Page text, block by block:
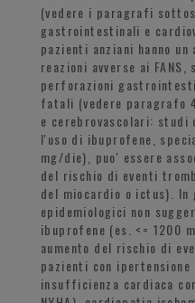
(vedere i paragrafi
gastrointestinali e
pazienti anziani hanno
reazioni avverse ai
perforazioni
fatali (vedere paragrafo
e cerebrovascolari: studi
l'uso di ibuprofene,
mg/die), puo' essere
del rischio di eventi
del miocardio o ictus).
epidemiologici non
ibuprofene (es. <= 1200
aumento del rischio di
pazienti con ipertensione
insufficienza cardiaca